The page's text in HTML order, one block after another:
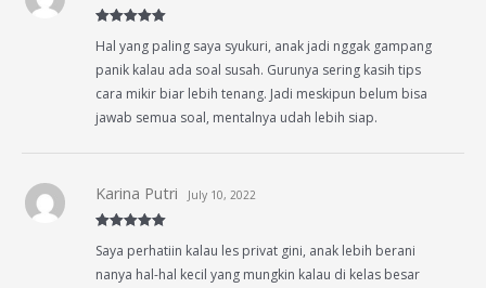
of 5
Hal yang paling saya syukuri, anak jadi nggak gampang
panik kalau ada soal susah. Gurunya sering kasih tips
cara mikir biar lebih tenang. Jadi meskipun belum bisa
jawab semua soal, mentalnya udah lebih siap.
of 5
Karina Putri July 10, 2022
Saya perhatiin kalau les privat gini, anak lebih berani
nanya hal-hal kecil yang mungkin kalau di kelas besar